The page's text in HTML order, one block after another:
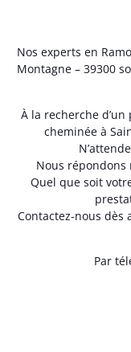
Nos experts en
Montagne – 39300
À la recherche
cheminée à
Nous répondons
Quel que soit
Contactez-nous dès
Par